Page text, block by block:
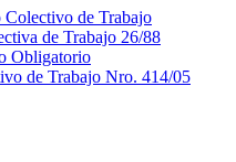
de Trabajo
de Trabajo 26/88
Obligatorio
de Trabajo Nro. 414/05